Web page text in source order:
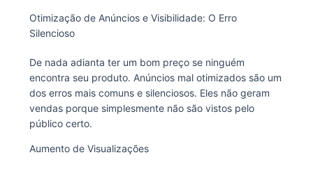
Otimização de Anúncios e Visibilidade: O Erro
Silencioso
De nada adianta ter um bom preço se ninguém
encontra seu produto. Anúncios mal otimizados são um
dos erros mais comuns e silenciosos. Eles não geram
vendas porque simplesmente não são vistos pelo
público certo.
Aumento de Visualizações